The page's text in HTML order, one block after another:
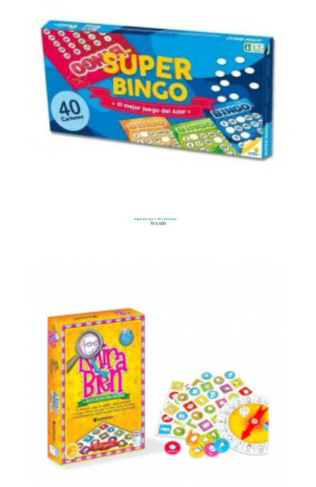
Súper Bingo x 40 cartones
$39.900